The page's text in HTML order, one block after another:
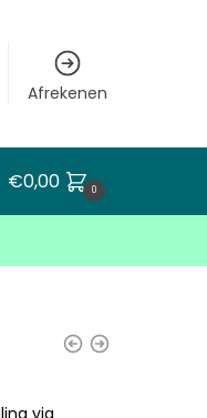
Afrekenen
€0,00 0
via